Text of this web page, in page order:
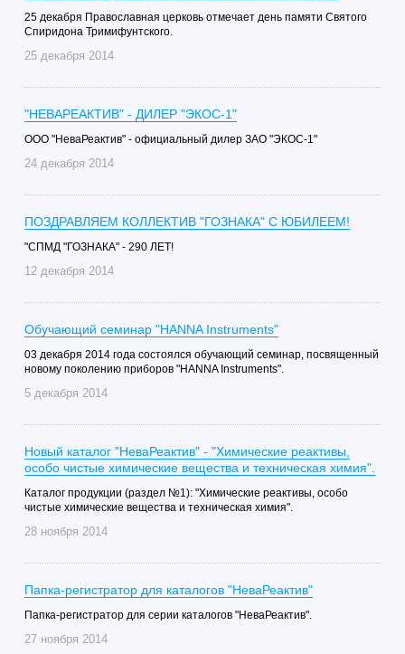
25 декабря Православная церковь отмечает день памяти Святого
Спиридона Тримифунтского.
25 декабря 2014
"НЕВАРЕАКТИВ" - ДИЛЕР "ЭКОС-1"
ООО "НеваРеактив" - официальный дилер ЗАО "ЭКОС-1"
24 декабря 2014
ПОЗДРАВЛЯЕМ КОЛЛЕКТИВ "ГОЗНАКА" С ЮБИЛЕЕМ!
"СПМД "ГОЗНАКА" - 290 ЛЕТ!
12 декабря 2014
Обучающий семинар "HANNA Instruments"
03 декабря 2014 года состоялся обучающий семинар, посвященный
новому поколению приборов "HANNA Instruments".
5 декабря 2014
Новый каталог "НеваРеактив" - "Химические реактивы,
особо чистые химические вещества и техническая химия".
Каталог продукции (раздел №1): "Химические реактивы, особо
чистые химические вещества и техническая химия".
28 ноября 2014
Папка-регистратор для каталогов "НеваРеактив"
Папка-регистратор для серии каталогов "НеваРеактив".
27 ноября 2014